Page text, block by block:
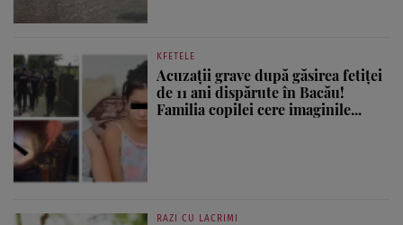
KFETELE
Acuzații grave după găsirea fetiței
de 11 ani dispărute în Bacău!
Familia copilei cere imaginile...
RAZI CU LACRIMI